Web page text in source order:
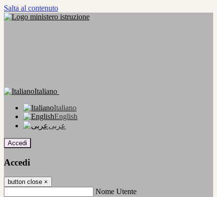
Salta al contenuto
Italiano
Italiano
English
عربى
Accedi
Accedi
button close ×
Nome Utente